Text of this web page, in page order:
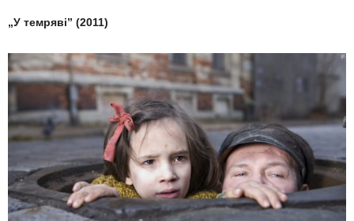
„У темряві” (2011)